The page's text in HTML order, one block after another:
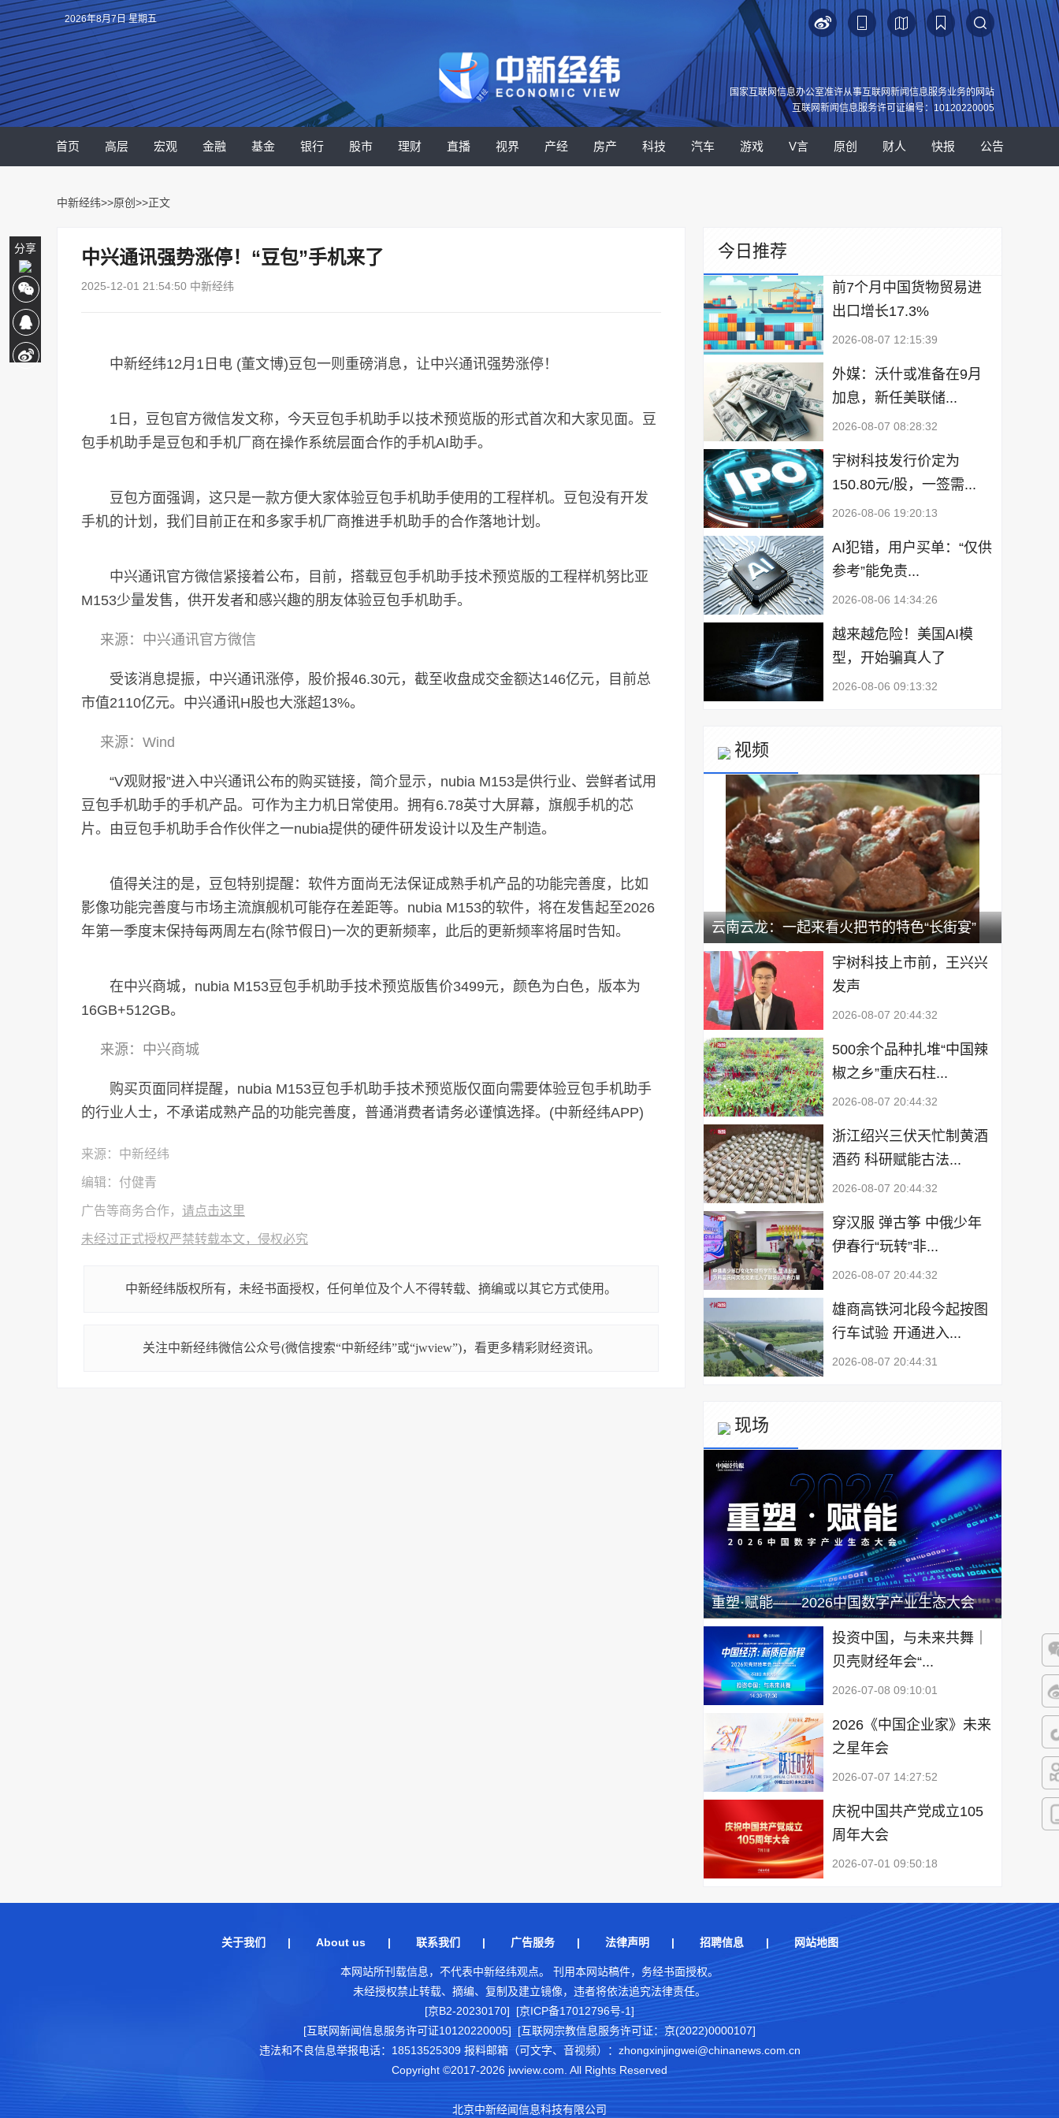
微
微
抖
快
分享
2026年8月7日 星期五
国家互联网信息办公室准许从事互联网新闻信息服务业务的网站
互联网新闻信息服务许可证编号：10120220005
首页 高层 宏观 金融 基金 银行 股市 理财 直播 视界 产经 房产 科技 汽车 游戏 V言 原创 财人 快报 公告
中新经纬>>原创 >>正文
中兴通讯强势涨停！“豆包”手机来了
2025-12-01 21:54:50 中新经纬
中新经纬12月1日电 (董文博)豆包一则重磅消息，让中兴通讯强势涨停！
1日，豆包官方微信发文称，今天豆包手机助手以技术预览版的形式首次和大家见面。豆
包手机助手是豆包和手机厂商在操作系统层面合作的手机AI助手。
豆包方面强调，这只是一款方便大家体验豆包手机助手使用的工程样机。豆包没有开发
手机的计划，我们目前正在和多家手机厂商推进手机助手的合作落地计划。
中兴通讯官方微信紧接着公布，目前，搭载豆包手机助手技术预览版的工程样机努比亚
M153少量发售，供开发者和感兴趣的朋友体验豆包手机助手。
来源：中兴通讯官方微信
受该消息提振，中兴通讯涨停，股价报46.30元，截至收盘成交金额达146亿元，目前总
市值2110亿元。中兴通讯H股也大涨超13%。
来源：Wind
“V观财报”进入中兴通讯公布的购买链接，简介显示，nubia M153是供行业、尝鲜者试用
豆包手机助手的手机产品。可作为主力机日常使用。拥有6.78英寸大屏幕，旗舰手机的芯
片。由豆包手机助手合作伙伴之一nubia提供的硬件研发设计以及生产制造。
值得关注的是，豆包特别提醒：软件方面尚无法保证成熟手机产品的功能完善度，比如
影像功能完善度与市场主流旗舰机可能存在差距等。nubia M153的软件，将在发售起至2026
年第一季度末保持每两周左右(除节假日)一次的更新频率，此后的更新频率将届时告知。
在中兴商城，nubia M153豆包手机助手技术预览版售价3499元，颜色为白色，版本为
16GB+512GB。
来源：中兴商城
购买页面同样提醒，nubia M153豆包手机助手技术预览版仅面向需要体验豆包手机助手
的行业人士，不承诺成熟产品的功能完善度，普通消费者请务必谨慎选择。(中新经纬APP)
来源：中新经纬
编辑：付健青
广告等商务合作， 请点击这里
未经过正式授权严禁转载本文，侵权必究
中新经纬版权所有，未经书面授权，任何单位及个人不得转载、摘编或以其它方式使用。
关注中新经纬微信公众号(微信搜索“中新经纬”或“jwview”)，看更多精彩财经资讯。
今日推荐
前7个月中国货物贸易进
出口增长17.3%
2026-08-07 12:15:39
外媒：沃什或准备在9月
加息，新任美联储...
2026-08-07 08:28:32
宇树科技发行价定为
150.80元/股，一签需...
2026-08-06 19:20:13
AI犯错，用户买单：“仅供
参考”能免责...
2026-08-06 14:34:26
越来越危险！美国AI模
型，开始骗真人了
2026-08-06 09:13:32
视频
云南云龙：一起来看火把节的特色“长街宴”
宇树科技上市前，王兴兴
发声
2026-08-07 20:44:32
500余个品种扎堆“中国辣
椒之乡”重庆石柱...
2026-08-07 20:44:32
浙江绍兴三伏天忙制黄酒
酒药 科研赋能古法...
2026-08-07 20:44:32
穿汉服 弹古筝 中俄少年
伊春行“玩转”非...
2026-08-07 20:44:32
雄商高铁河北段今起按图
行车试验 开通进入...
2026-08-07 20:44:31
现场
重塑·赋能——2026中国数字产业生态大会
投资中国，与未来共舞｜
贝壳财经年会“...
2026-07-08 09:10:01
2026《中国企业家》未来
之星年会
2026-07-07 14:27:52
庆祝中国共产党成立105
周年大会
2026-07-01 09:50:18
关于我们 | About us| 联系我们 | 广告服务| 法律声明 | 招聘信息 | 网站地图
本网站所刊载信息，不代表中新经纬观点。 刊用本网站稿件，务经书面授权。
未经授权禁止转载、摘编、复制及建立镜像，违者将依法追究法律责任。
[京B2-20230170] [京ICP备17012796号-1]
[互联网新闻信息服务许可证10120220005]
[互联网宗教信息服务许可证：京(2022)0000107]
违法和不良信息举报电话：18513525309 报料邮箱（可文字、音视频）：zhongxinjingwei@chinanews.com.cn
Copyright ©2017-2026 jwview.com. All Rights Reserved
北京中新经闻信息科技有限公司